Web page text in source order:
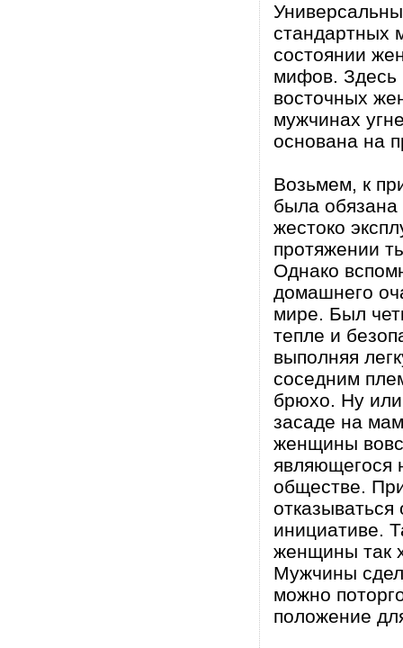
стандартных
состоянии
мифов. Здесь
восточных
мужчинах
основана на
Возьмем, к
была обязана
жестоко
протяжении
Однако
домашнего
мире. Был
тепле и
выполняя
соседним
брюхо. Ну
засаде на
женщины
являющегося
обществе.
инициативе.
женщины так
Мужчины
можно
положение